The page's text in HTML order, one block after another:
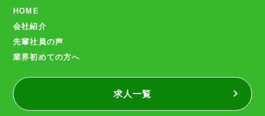
HOME
会社紹介
先輩社員の声
業界初めての方へ
求人一覧